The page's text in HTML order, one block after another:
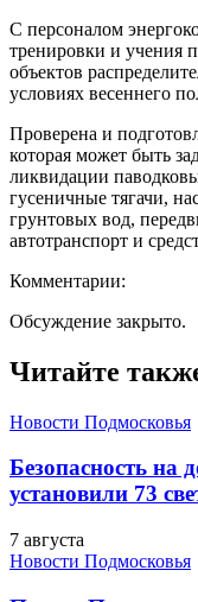
С персоналом
тренировки и учения
объектов
условиях весеннего
Проверена и
которая может быть
ликвидации
гусеничные тягачи,
грунтовых вод,
автотранспорт и
Комментарии:
Обсуждение закрыто.
Читайте
Новости Подмосковья
Безопасность на
установили 73
7 августа
Новости Подмосковья